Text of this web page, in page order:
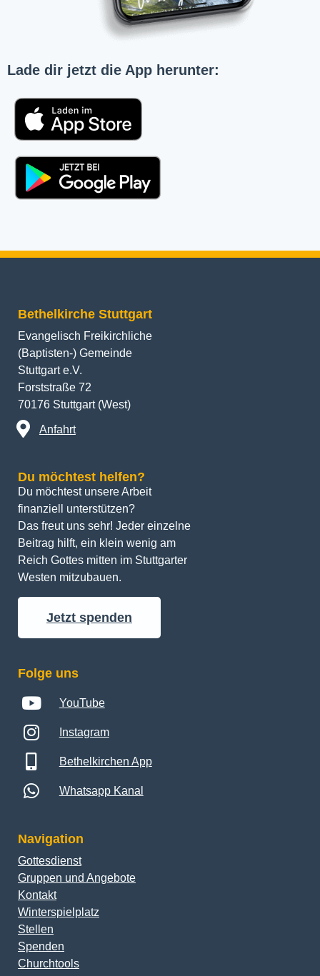
Lade dir jetzt die App herunter:
Bethelkirche Stuttgart
Evangelisch Freikirchliche
(Baptisten-) Gemeinde
Stuttgart e.V.
Forststraße 72
70176 Stuttgart (West)
Anfahrt
Du möchtest helfen?
Du möchtest unsere Arbeit
finanziell unterstützen?
Das freut uns sehr! Jeder einzelne
Beitrag hilft, ein klein wenig am
Reich Gottes mitten im Stuttgarter
Westen mitzubauen.
Jetzt spenden
Folge uns
YouTube
Instagram
Bethelkirchen App
Whatsapp Kanal
Navigation
Gottesdienst
Gruppen und Angebote
Kontakt
Winterspielplatz
Stellen
Spenden
Churchtools